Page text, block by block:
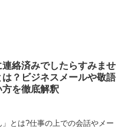
連絡済みでしたらすみませ
は？ビジネスメールや敬語
方を徹底解釈
」とは?仕事の上での会話やメー